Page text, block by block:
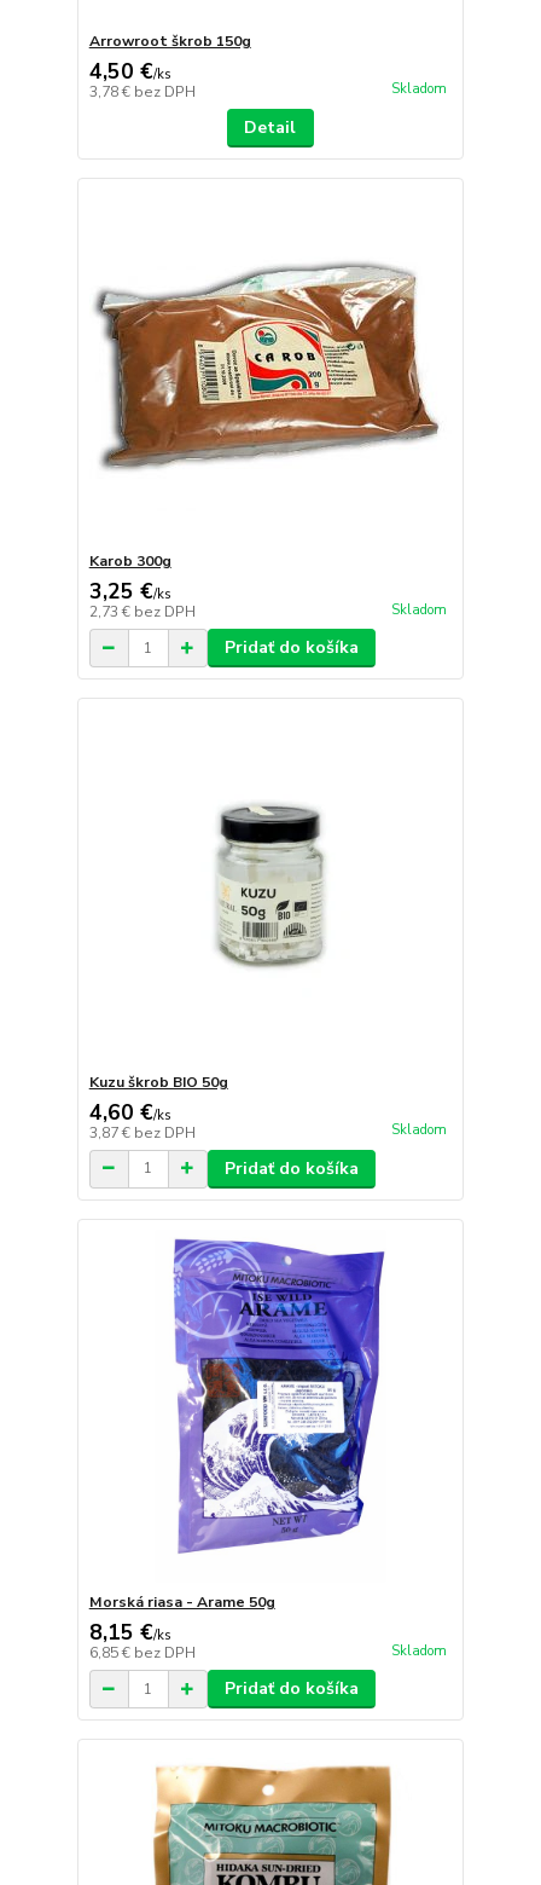
Arrowroot škrob 150g
4,50 €/ks
3,78 € bez DPH Skladom
Detail
Karob 300g
3,25 €/ks
2,73 € bez DPH Skladom
Pridať do košíka
Kuzu škrob BIO 50g
4,60 €/ks
3,87 € bez DPH Skladom
Pridať do košíka
Morská riasa - Arame 50g
8,15 €/ks
6,85 € bez DPH Skladom
Pridať do košíka